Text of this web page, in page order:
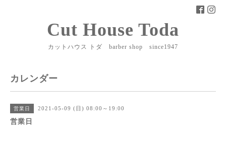
Cut House Toda
カットハウス トダ barber shop since1947
カレンダー
営業日 2021-05-09 (日) 08:00～19:00
営業日